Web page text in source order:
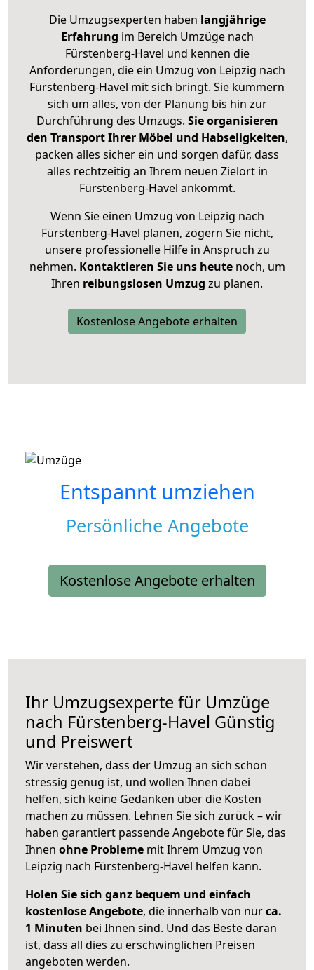
Die Umzugsexperten haben langjährige
Erfahrung im Bereich Umzüge nach
Fürstenberg-Havel und kennen die
Anforderungen, die ein Umzug von Leipzig nach
Fürstenberg-Havel mit sich bringt. Sie kümmern
sich um alles, von der Planung bis hin zur
Durchführung des Umzugs. Sie organisieren
den Transport Ihrer Möbel und Habseligkeiten,
packen alles sicher ein und sorgen dafür, dass
alles rechtzeitig an Ihrem neuen Zielort in
Fürstenberg-Havel ankommt.
Wenn Sie einen Umzug von Leipzig nach
Fürstenberg-Havel planen, zögern Sie nicht,
unsere professionelle Hilfe in Anspruch zu
nehmen. Kontaktieren Sie uns heutenoch, um
Ihren reibungslosen Umzug zu planen.
Kostenlose Angebote erhalten
Entspannt umziehen
Persönliche Angebote
Kostenlose Angebote erhalten
Ihr Umzugsexperte für Umzüge
nach Fürstenberg-Havel Günstig
und Preiswert
Wir verstehen, dass der Umzug an sich schon
stressig genug ist, und wollen Ihnen dabei
helfen, sich keine Gedanken über die Kosten
machen zu müssen. Lehnen Sie sich zurück – wir
haben garantiert passende Angebote für Sie, das
Ihnen ohne Probleme mit Ihrem Umzug von
Leipzig nach Fürstenberg-Havel helfen kann.
Holen Sie sich ganz bequem und einfach
kostenlose Angebote, die innerhalb von nurca.
1 Minuten bei Ihnen sind. Und das Beste daran
ist, dass all dies zu erschwinglichen Preisen
angeboten werden.